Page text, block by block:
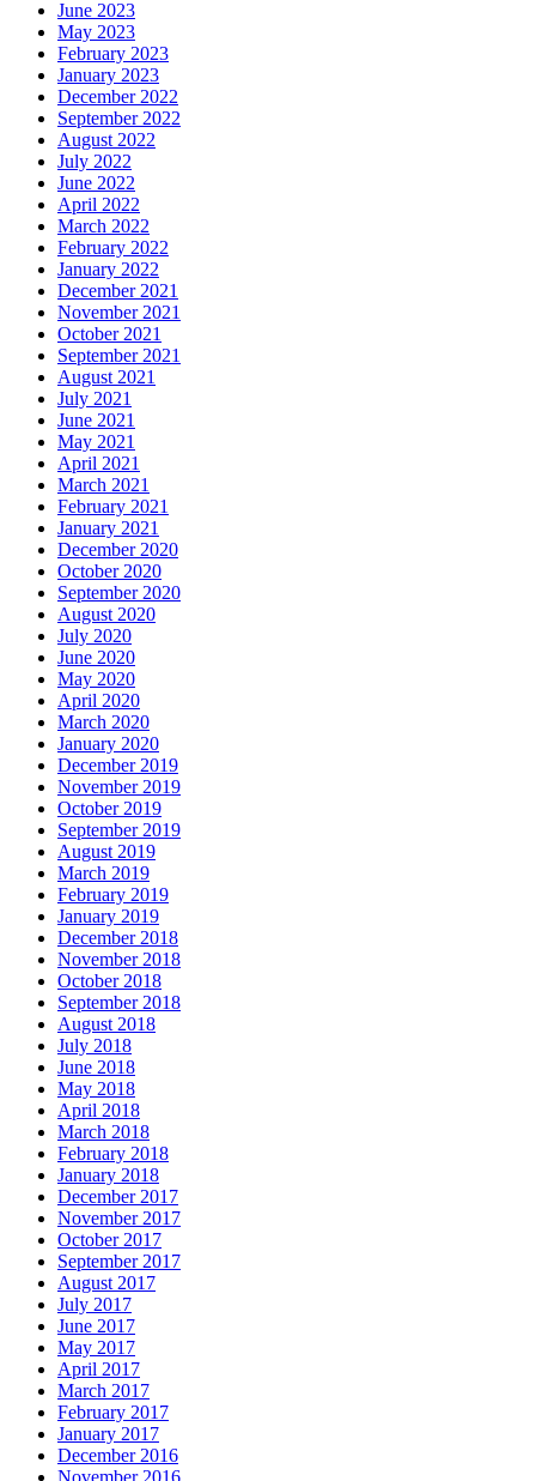
June 2023
May 2023
February 2023
January 2023
December 2022
September 2022
August 2022
July 2022
June 2022
April 2022
March 2022
February 2022
January 2022
December 2021
November 2021
October 2021
September 2021
August 2021
July 2021
June 2021
May 2021
April 2021
March 2021
February 2021
January 2021
December 2020
October 2020
September 2020
August 2020
July 2020
June 2020
May 2020
April 2020
March 2020
January 2020
December 2019
November 2019
October 2019
September 2019
August 2019
March 2019
February 2019
January 2019
December 2018
November 2018
October 2018
September 2018
August 2018
July 2018
June 2018
May 2018
April 2018
March 2018
February 2018
January 2018
December 2017
November 2017
October 2017
September 2017
August 2017
July 2017
June 2017
May 2017
April 2017
March 2017
February 2017
January 2017
December 2016